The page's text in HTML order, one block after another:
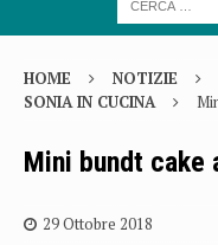
HOME NOTIZIE
SONIA IN CUCINA
Mini bundt cake
29 Ottobre 2018